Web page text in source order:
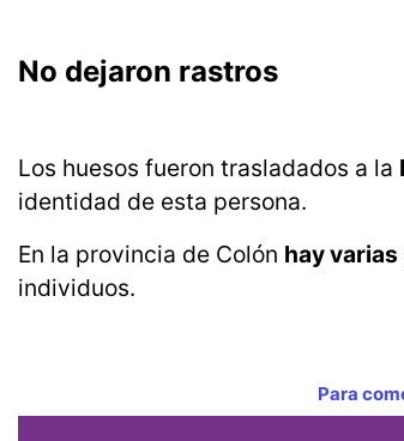
No dejaron rastros
Los huesos fueron trasladados a la
identidad de esta persona.
En la provincia de Colón hay
individuos.
Para